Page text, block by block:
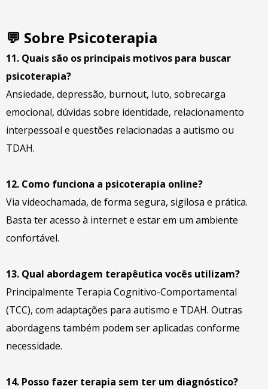
💬 Sobre Psicoterapia
11. Quais são os principais motivos para buscar
psicoterapia?
Ansiedade, depressão, burnout, luto, sobrecarga
emocional, dúvidas sobre identidade, relacionamento
interpessoal e questões relacionadas a autismo ou
TDAH.
12. Como funciona a psicoterapia online?
Via videochamada, de forma segura, sigilosa e prática.
Basta ter acesso à internet e estar em um ambiente
confortável.
13. Qual abordagem terapêutica vocês utilizam?
Principalmente Terapia Cognitivo-Comportamental
(TCC), com adaptações para autismo e TDAH. Outras
abordagens também podem ser aplicadas conforme
necessidade.
14. Posso fazer terapia sem ter um diagnóstico?